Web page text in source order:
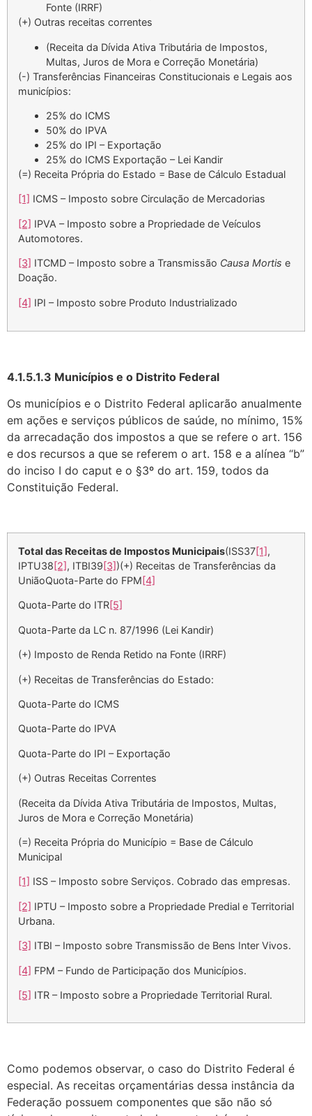
Fonte (IRRF)
(+) Outras receitas correntes
(Receita da Dívida Ativa Tributária de Impostos,
Multas, Juros de Mora e Correção Monetária)
(-) Transferências Financeiras Constitucionais e Legais aos
municípios:
25% do ICMS
50% do IPVA
25% do IPI – Exportação
25% do ICMS Exportação – Lei Kandir
(=) Receita Própria do Estado = Base de Cálculo Estadual
[1] ICMS – Imposto sobre Circulação de Mercadorias
[2] IPVA – Imposto sobre a Propriedade de Veículos
Automotores.
[3] ITCMD – Imposto sobre a Transmissão Causa Mortis e
Doação.
[4] IPI – Imposto sobre Produto Industrializado
4.1.5.1.3 Municípios e o Distrito Federal
Os municípios e o Distrito Federal aplicarão anualmente
em ações e serviços públicos de saúde, no mínimo, 15%
da arrecadação dos impostos a que se refere o art. 156
e dos recursos a que se referem o art. 158 e a alínea “b”
do inciso I do caput e o §3º do art. 159, todos da
Constituição Federal.
Total das Receitas de Impostos Municipais(ISS37[1],
IPTU38 [2], ITBI39 [3])(+) Receitas de Transferências da
UniãoQuota-Parte do FPM [4]
Quota-Parte do ITR[5]
Quota-Parte da LC n. 87/1996 (Lei Kandir)
(+) Imposto de Renda Retido na Fonte (IRRF)
(+) Receitas de Transferências do Estado:
Quota-Parte do ICMS
Quota-Parte do IPVA
Quota-Parte do IPI – Exportação
(+) Outras Receitas Correntes
(Receita da Dívida Ativa Tributária de Impostos, Multas,
Juros de Mora e Correção Monetária)
(=) Receita Própria do Município = Base de Cálculo
Municipal
[1] ISS – Imposto sobre Serviços. Cobrado das empresas.
[2] IPTU – Imposto sobre a Propriedade Predial e Territorial
Urbana.
[3] ITBI – Imposto sobre Transmissão de Bens Inter Vivos.
[4] FPM – Fundo de Participação dos Municípios.
[5] ITR – Imposto sobre a Propriedade Territorial Rural.
Como podemos observar, o caso do Distrito Federal é
especial. As receitas orçamentárias dessa instância da
Federação possuem componentes que são não só